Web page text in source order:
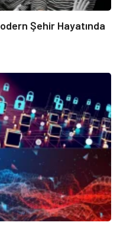
Şehir Hayatında